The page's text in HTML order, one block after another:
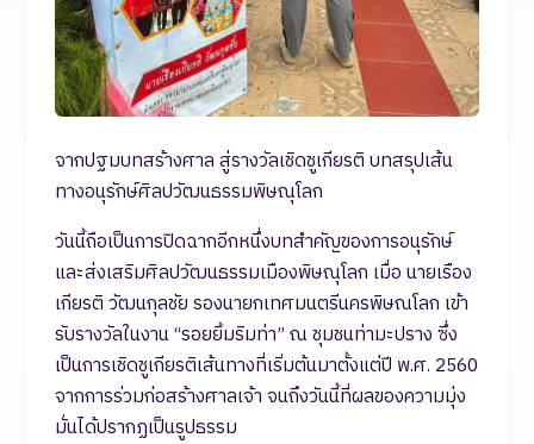
จากปฐมบทสร้างศาล สู่รางวัลเชิดชูเกียรติ บทสรุปเส้น
ทางอนุรักษ์ศิลปวัฒนธรรมพิษณุโลก
วันนี้ถือเป็นการปิดฉากอีกหนึ่งบทสำคัญของการอนุรักษ์
และส่งเสริมศิลปวัฒนธรรมเมืองพิษณุโลก เมื่อ นายเรือง
เกียรติ วัฒนกุลชัย รองนายกเทศมนตรีนครพิษณโลก เข้า
รับรางวัลในงาน “รอยยิ้มริมท่า” ณ ชุมชนท่ามะปราง ซึ่ง
เป็นการเชิดชูเกียรติเส้นทางที่เริ่มต้นมาตั้งแต่ปี พ.ศ. 2560
จากการร่วมก่อสร้างศาลเจ้า จนถึงวันนี้ที่ผลของความมุ่ง
มั่นได้ปรากฏเป็นรูปธรรม